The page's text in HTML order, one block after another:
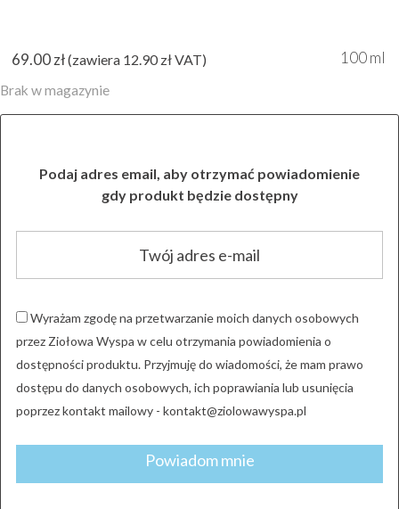
69.00zł(zawiera 12.90 złVAT) 100 ml
Brak w magazynie
Podaj adres email, aby otrzymać powiadomienie
gdy produkt będzie dostępny
Wyrażam zgodę na przetwarzanie moich danych osobowych
przez Ziołowa Wyspa w celu otrzymania powiadomienia o
dostępności produktu. Przyjmuję do wiadomości, że mam prawo
dostępu do danych osobowych, ich poprawiania lub usunięcia
poprzez kontakt mailowy - kontakt@ziolowawyspa.pl
Powiadom mnie